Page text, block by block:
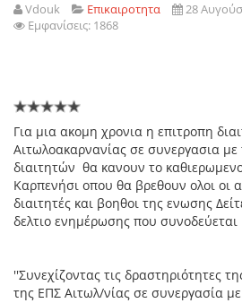
Vdouk Επικαιροτητα
28
Εμφανίσεις: 1868
Για μια ακομη χρονια η επιτροπη
Αιτωλοακαρνανίας σε συνεργασια
διαιτητών θα κανουν το
Καρπενήσι οπου θα βρεθουν ολοι οι
διαιτητές και βοηθοι της ενωσης
δελτιο ενημέρωσης που
''Συνεχίζοντας τις δραστηριότητες
της ΕΠΣ Αιτωλ/νίας σε συνεργασία